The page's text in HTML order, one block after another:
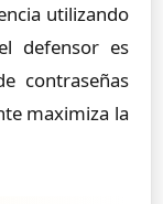
utilizando
defensor es
contraseñas
maximiza la